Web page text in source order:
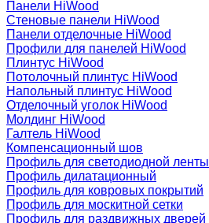
Панели HiWood
Стеновые панели HiWood
Панели отделочные HiWood
Профили для панелей HiWood
Плинтус HiWood
Потолочный плинтус HiWood
Напольный плинтус HiWood
Отделочный уголок HiWood
Молдинг HiWood
Галтель HiWood
Компенсационный шов
Профиль для светодиодной ленты
Профиль дилатационный
Профиль для ковровых покрытий
Профиль для москитной сетки
Профиль для раздвижных дверей